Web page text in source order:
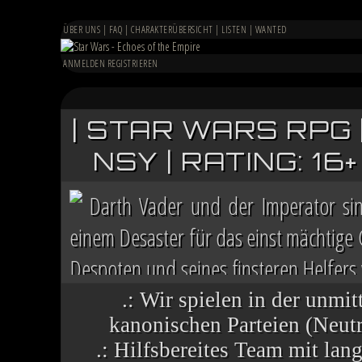
ÜBER UNS | FAQ | CHARAKTERÜBERSICHT | LISTEN | WANTED
ANMELDEN REGISTRIEREN
| STAR WARS
NSY | RATING:
Darth Vader und der Imperator
einem Desaster für das einst
Despoten und seines finsteren
Chaos herrscht auf vielen Welten,
.: Wir spielen in der
kanonischen Parteien
.: Hilfsbereites Team mit